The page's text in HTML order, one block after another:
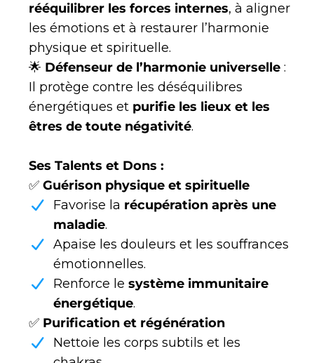
rééquilibrer les forces internes, à aligner
les émotions et à restaurer l’harmonie
physique et spirituelle.
🌟 Défenseur de l’harmonie universelle :
Il protège contre les déséquilibres
énergétiques et purifie les lieux et les
êtres de toute négativité.
Ses Talents et Dons :
✅ Guérison physique et spirituelle
Favorise la récupération après une
maladie.
Apaise les douleurs et les souffrances
émotionnelles.
Renforce le système immunitaire
énergétique.
✅ Purification et régénération
Nettoie les corps subtils et les